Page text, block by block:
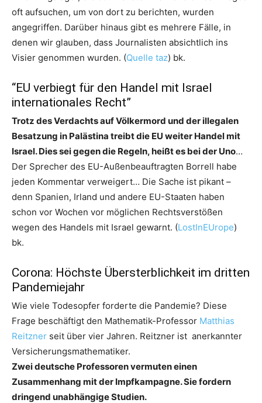
oft aufsuchen, um von dort zu berichten, wurden
angegriffen. Darüber hinaus gibt es mehrere Fälle, in
denen wir glauben, dass Journalisten absichtlich ins
Visier genommen wurden. (Quelle taz) bk.
“EU verbiegt für den Handel mit Israel
internationales Recht”
Trotz des Verdachts auf Völkermord und der illegalen
Besatzung in Palästina treibt die EU weiter Handel mit
Israel. Dies sei gegen die Regeln, heißt es bei der Uno…
Der Sprecher des EU-Außenbeauftragten Borrell habe
jeden Kommentar verweigert… Die Sache ist pikant –
denn Spanien, Irland und andere EU-Staaten haben
schon vor Wochen vor möglichen Rechtsverstößen
wegen des Handels mit Israel gewarnt. (LostInEUrope)
bk.
Corona: Höchste Übersterblichkeit im dritten
Pandemiejahr
Wie viele Todesopfer forderte die Pandemie? Diese
Frage beschäftigt den Mathematik-Professor Matthias
Reitzner seit über vier Jahren. Reitzner ist anerkannter
Versicherungsmathematiker.
Zwei deutsche Professoren vermuten einen
Zusammenhang mit der Impfkampagne. Sie fordern
dringend unabhängige Studien.